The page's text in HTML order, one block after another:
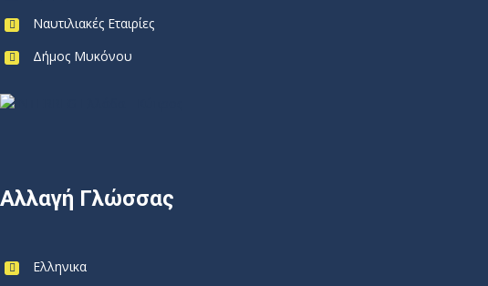
Ναυτιλιακές Εταιρίες
Δήμος Μυκόνου
Αλλαγή Γλώσσας
Ελληνικα